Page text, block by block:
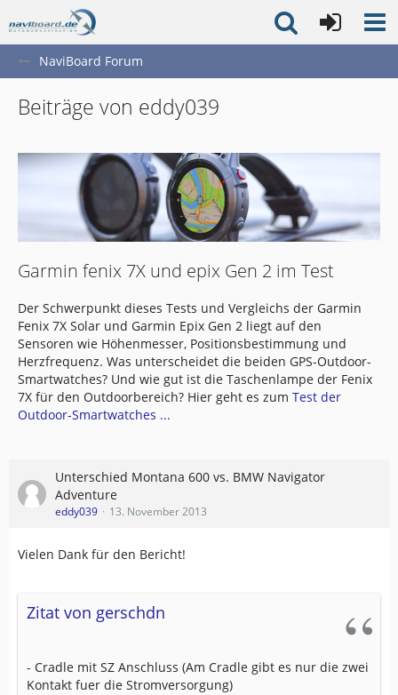
NaviBoard Forum
Beiträge von eddy039
Garmin fenix 7X und epix Gen 2 im Test
Der Schwerpunkt dieses Tests und Vergleichs der Garmin
Fenix 7X Solar und Garmin Epix Gen 2 liegt auf den
Sensoren wie Höhenmesser, Positionsbestimmung und
Herzfrequenz. Was unterscheidet die beiden GPS-Outdoor-
Smartwatches? Und wie gut ist die Taschenlampe der Fenix
7X für den Outdoorbereich? Hier geht es zum Test der
Outdoor-Smartwatches ...
Unterschied Montana 600 vs. BMW Navigator
Adventure
eddy039 13. November 2013
Vielen Dank für den Bericht!
Zitat von gerschdn
- Cradle mit SZ Anschluss (Am Cradle gibt es nur die zwei
Kontakt fuer die Stromversorgung)